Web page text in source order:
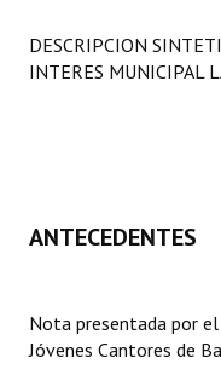
LEGISLACIÓN
Carta Orgánica 2007
Digesto
DESCRIPCION
INTERES MUNICIPAL
ANTECEDENTES
Nota presentada por
Jóvenes Cantores de